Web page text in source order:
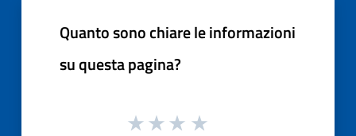
Quanto sono chiare le informazioni
su questa pagina?